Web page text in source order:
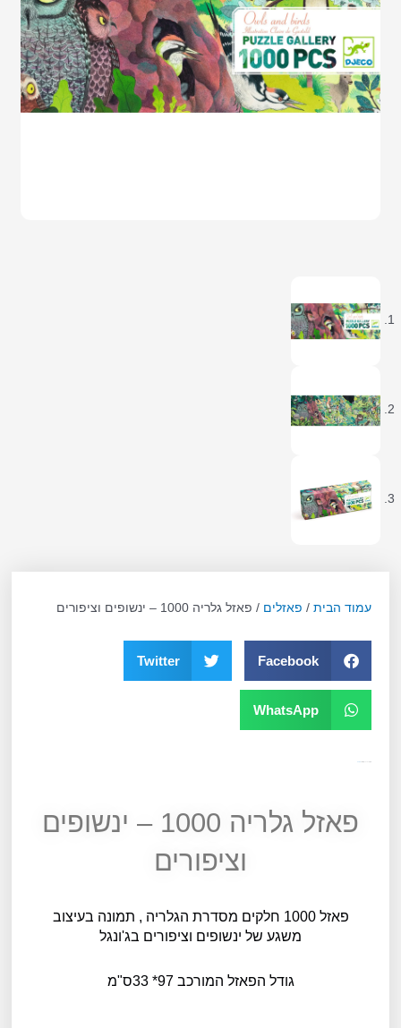
עמוד הבית / פאזלים / פאזל גלריה 1000 – ינשופים וציפורים
Facebook
Twitter
WhatsApp
פאזל גלריה 1000 – ינשופים
וציפורים
פאזל 1000 חלקים מסדרת הגלריה , תמונה בעיצוב
משגע של ינשופים וציפורים בג'ונגל
גודל הפאזל המורכב 97* 33ס"מ